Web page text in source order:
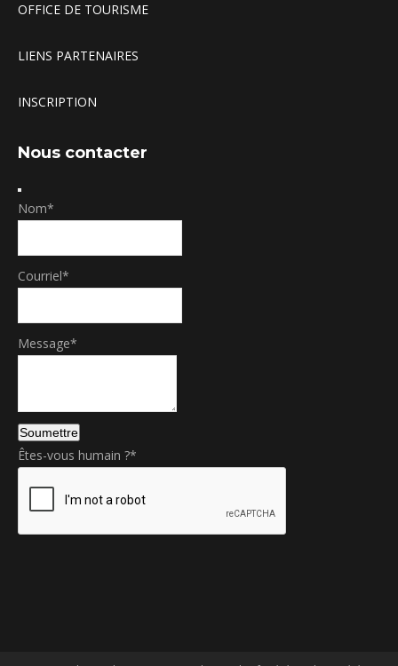
OFFICE DE TOURISME
LIENS PARTENAIRES
INSCRIPTION
Nous contacter
Nom*
Courriel*
Message*
C
o
Soumettre
Êtes-vous humain ?*